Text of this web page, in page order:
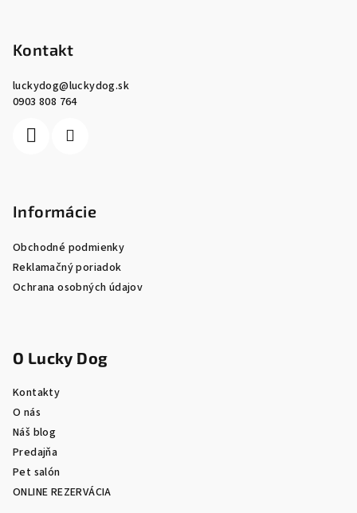
Kontakt
luckydog@luckydog.sk
0903 808 764
Informácie
Obchodné podmienky
Reklamačný poriadok
Ochrana osobných údajov
O Lucky Dog
Kontakty
O nás
Náš blog
Predajňa
Pet salón
ONLINE REZERVÁCIA